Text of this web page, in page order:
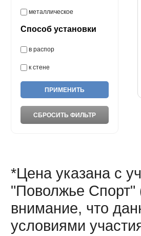
металлическое
Способ установки
в распор
к стене
*Цена указана с
"Поволжье Спорт"
внимание, что
условиями